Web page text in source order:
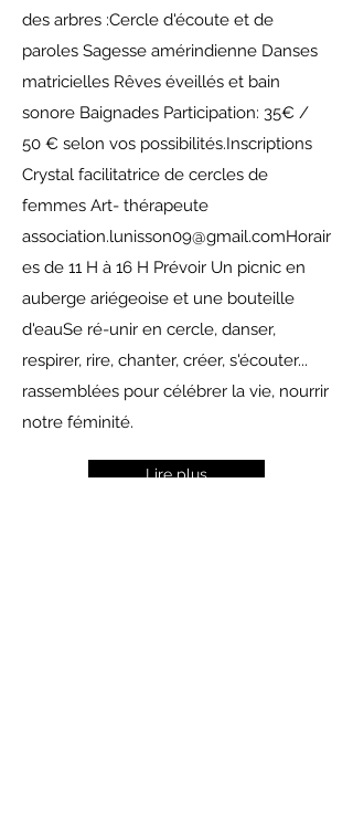
des arbres :Cercle d'écoute et de
paroles Sagesse amérindienne Danses
matricielles Rêves éveillés et bain
sonore Baignades Participation: 35€ /
50 € selon vos possibilités.​Inscriptions
Crystal facilitatrice de cercles de
femmes Art- thérapeute
association.lunisson09@gmail.comHorair
es de 11 H à 16 H Prévoir Un picnic en
auberge ariégeoise et une bouteille
d'eau​Se ré-unir en cercle, danser,
respirer, rire, chanter, créer, s'écouter...
rassemblées pour célébrer la vie, nourrir
notre féminité.
Lire plus